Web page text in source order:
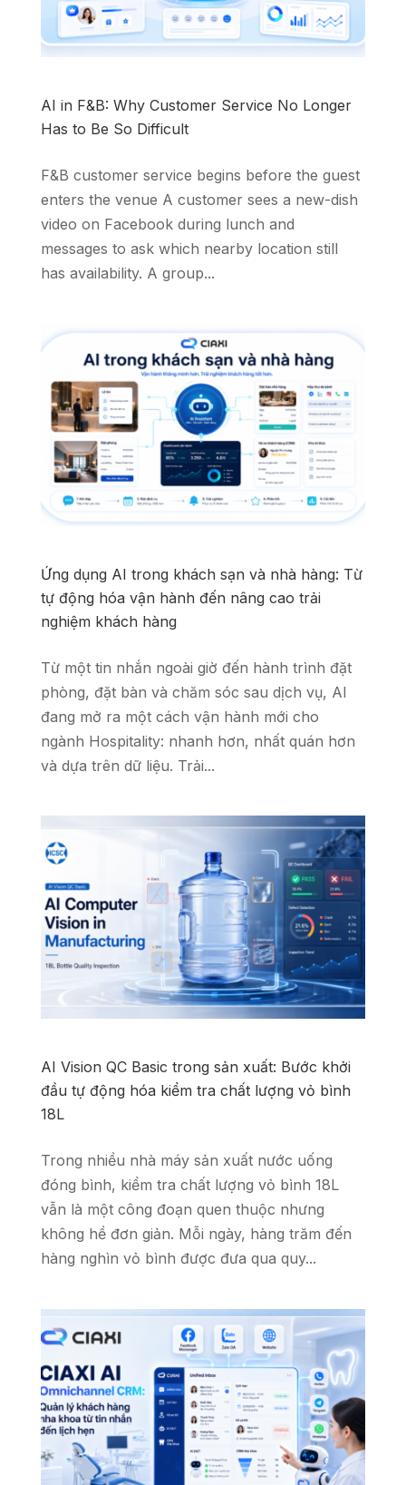
AI in F&B: Why Customer Service No Longer
Has to Be So Difficult
F&B customer service begins before the guest
enters the venue A customer sees a new-dish
video on Facebook during lunch and
messages to ask which nearby location still
has availability. A group...
Ứng dụng AI trong khách sạn và nhà hàng: Từ
tự động hóa vận hành đến nâng cao trải
nghiệm khách hàng
Từ một tin nhắn ngoài giờ đến hành trình đặt
phòng, đặt bàn và chăm sóc sau dịch vụ, AI
đang mở ra một cách vận hành mới cho
ngành Hospitality: nhanh hơn, nhất quán hơn
và dựa trên dữ liệu. Trải...
AI Vision QC Basic trong sản xuất: Bước khởi
đầu tự động hóa kiểm tra chất lượng vỏ bình
18L
Trong nhiều nhà máy sản xuất nước uống
đóng bình, kiểm tra chất lượng vỏ bình 18L
vẫn là một công đoạn quen thuộc nhưng
không hề đơn giản. Mỗi ngày, hàng trăm đến
hàng nghìn vỏ bình được đưa qua quy...